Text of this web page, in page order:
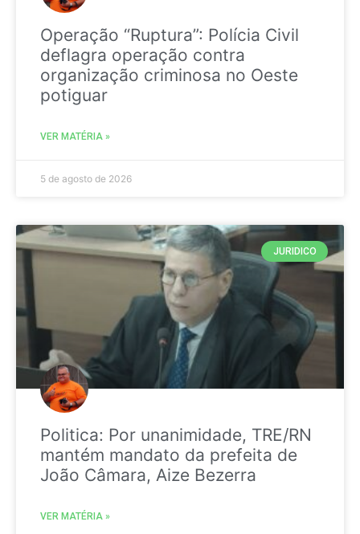
Operação “Ruptura”: Polícia Civil
deflagra operação contra
organização criminosa no Oeste
potiguar
VER MATÉRIA »
5 de agosto de 2026
JURIDICO
Politica: Por unanimidade, TRE/RN
mantém mandato da prefeita de
João Câmara, Aize Bezerra
VER MATÉRIA »